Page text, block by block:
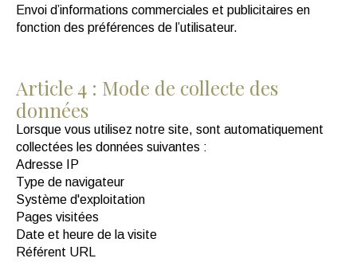
Envoi d’informations commerciales et publicitaires en
fonction des préférences de l’utilisateur.
Article 4 : Mode de collecte des
données
Lorsque vous utilisez notre site, sont automatiquement
collectées les données suivantes :
Adresse IP
Type de navigateur
Système d'exploitation
Pages visitées
Date et heure de la visite
Référent URL